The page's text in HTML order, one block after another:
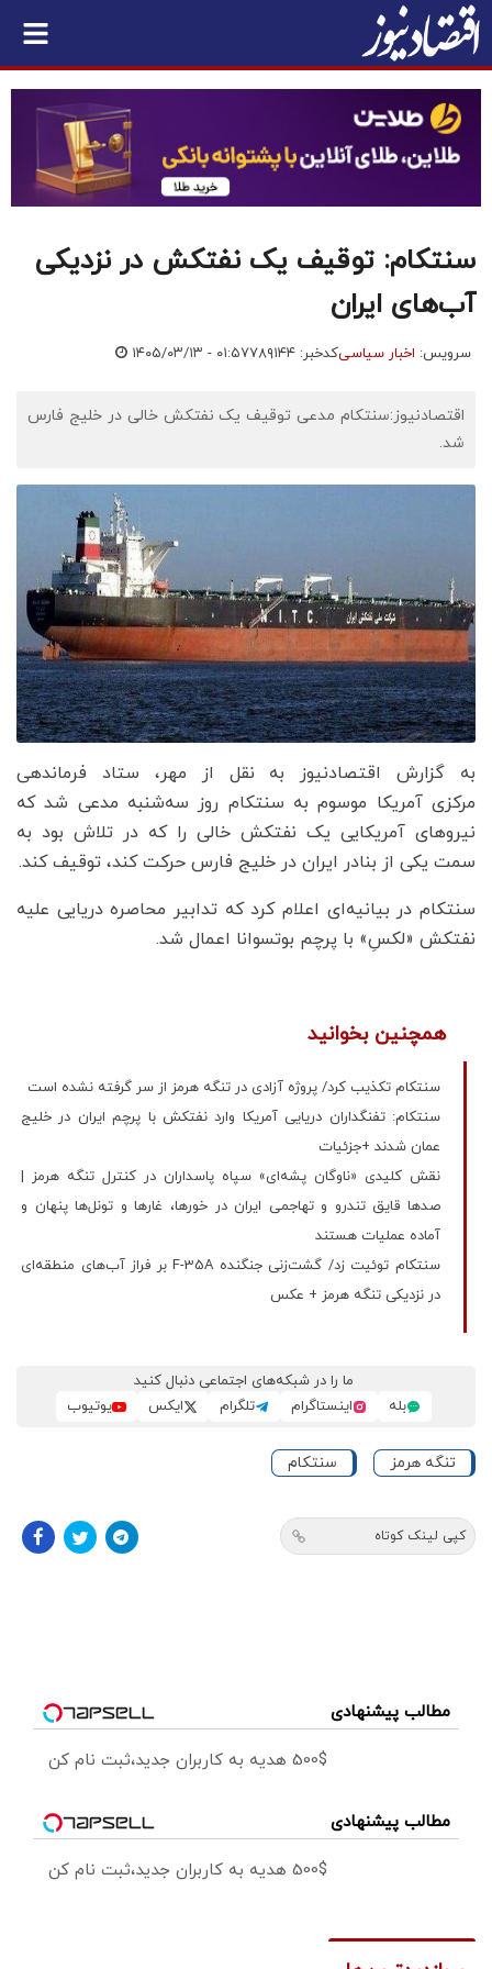
سنتکام: توقیف یک نفتکش در نزدیکی
آب‌های ایران
سرویس: اخبار سیاسیکدخبر: ۷۸۹۱۴۴ ۱۴۰۵/۰۳/۱۳ - ۰۱:۵۷
اقتصادنیوز:سنتکام مدعی توقیف یک نفتکش خالی در خلیج فارس
شد.
به گزارش اقتصادنیوز به نقل از مهر، ستاد فرماندهی
مرکزی آمریکا موسوم به سنتکام روز سه‌شنبه مدعی شد که
نیروهای آمریکایی یک نفتکش خالی را که در تلاش بود به
سمت یکی از بنادر ایران در خلیج فارس حرکت کند، توقیف کند.
سنتکام در بیانیه‌ای اعلام کرد که تدابیر محاصره دریایی علیه
نفتکش «لکسِ» با پرچم بوتسوانا اعمال شد.
همچنین بخوانید
سنتکام تکذیب کرد/ پروژه آزادی در تنگه هرمز از سر گرفته نشده است
سنتکام: تفنگداران دریایی آمریکا وارد نفتکش با پرچم ایران در خلیج
عمان شدند +جزئیات
نقش کلیدی «ناوگان پشه‌ای» سپاه پاسداران در کنترل تنگه هرمز |
صدها قایق تندرو و تهاجمی ایران در خورها، غارها و تونل‌ها پنهان و
آماده عملیات هستند
سنتکام توئیت زد/ گشت‌زنی جنگنده F-35A بر فراز آب‌های منطقه‌ای
در نزدیکی تنگه هرمز + عکس
ما را در شبکه‌های اجتماعی دنبال کنید
بله
اینستاگرام تلگرام ایکس یوتیوب
تنگه هرمز سنتکام
کپی لینک کوتاه
مطالب پیشنهادی
500$ هدیه به کاربران جدید،ثبت نام کن
مطالب پیشنهادی
500$ هدیه به کاربران جدید،ثبت نام کن